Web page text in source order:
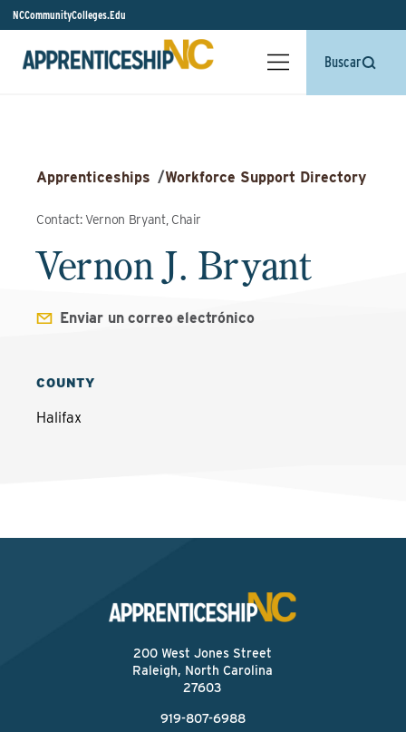
NCCommunityColleges.Edu
Buscar
Apprenticeships /Workforce Support Directory
Contact: Vernon Bryant, Chair
Vernon J. Bryant
Enviar un correo electrónico
COUNTY
Halifax
200 West Jones Street
Raleigh, North Carolina
27603
919-807-6988